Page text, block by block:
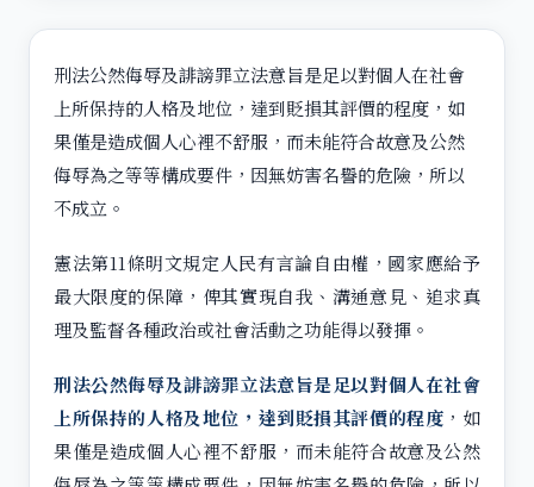
刑法公然侮辱及誹謗罪立法意旨是足以對個人在社會
上所保持的人格及地位，達到貶損其評價的程度，如
果僅是造成個人心裡不舒服，而未能符合故意及公然
侮辱為之等等構成要件，因無妨害名譽的危險，所以
不成立。
憲法第11條明文規定人民有言論自由權，國家應給予
最大限度的保障，俾其實現自我、溝通意見、追求真
理及監督各種政治或社會活動之功能得以發揮。
刑法公然侮辱及誹謗罪立法意旨是足以對個人在社會
上所保持的人格及地位，達到貶損其評價的程度 ，如
果僅是造成個人心裡不舒服，而未能符合故意及公然